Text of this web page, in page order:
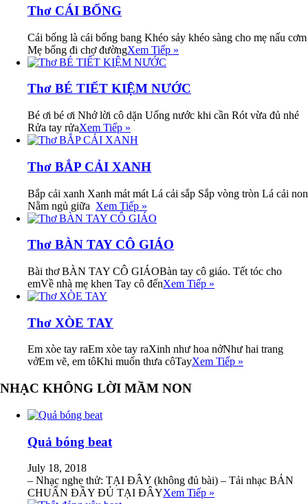
Thơ CÁI BỐNG
Cái bống là cái bống bang Khéo sảy khéo sàng cho mẹ nấu cơm
Mẹ bống đi chợ đườngXem Tiếp »
Thơ BÉ TIẾT KIỆM NƯỚC
Bé ơi bé ơi Nhớ lời cô dặn Uống nước khi cần Rót vừa đủ nhé
Rửa tay rửaXem Tiếp »
Thơ BẮP CẢI XANH
Bắp cải xanh Xanh mát mát Lá cải sắp Sắp vòng tròn Lá cải non
Nằm ngủ giữa Xem Tiếp »
Thơ BÀN TAY CÔ GIÁO
Bài thơ BÀN TAY CÔ GIÁOBàn tay cô giáo. Tết tóc cho
emVề nhà mẹ khen Tay cô đếnXem Tiếp »
Thơ XÒE TAY
Em xòe tay raEm xòe tay raXinh như hoa nởNhư hai trang
vởEm vẽ, em tôKhi muốn thưa côTayXem Tiếp »
NHẠC KHÔNG LỜI MẦM NON
Quả bóng beat
July 18, 2018
– Nhạc nghe thử: TẠI ĐÂY (không đủ bài) – Tải nhạc BẢN
CHUẨN ĐẦY ĐỦ TẠI ĐÂYXem Tiếp »